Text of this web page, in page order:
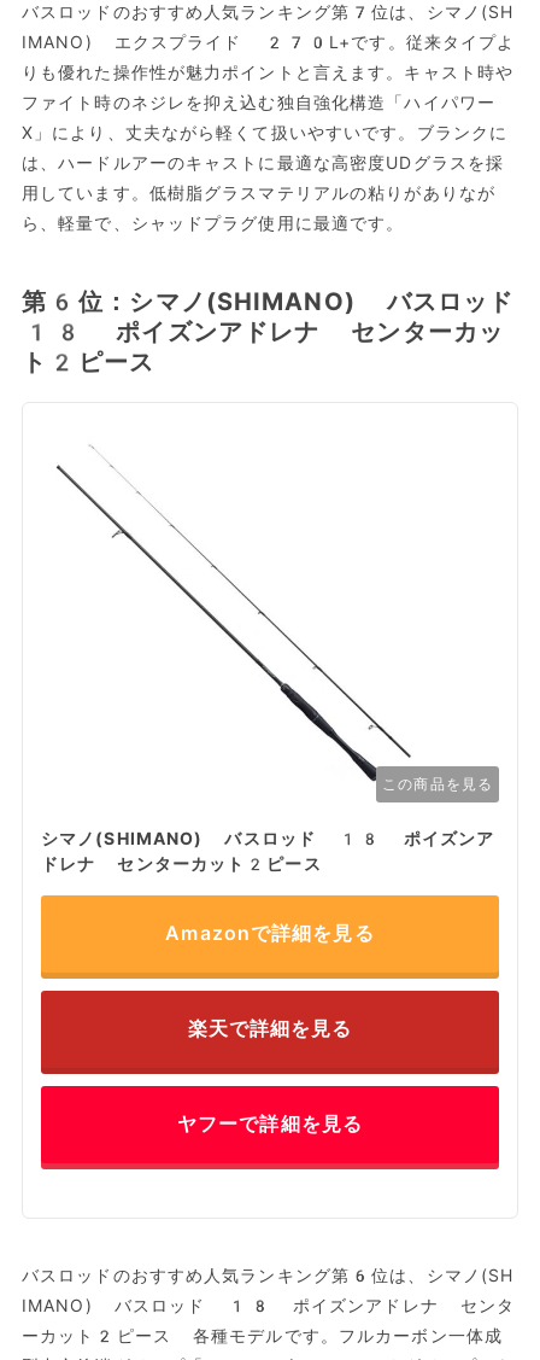
バスロッドのおすすめ人気ランキング第7位は、シマノ(SH
IMANO) エクスプライド 270L+です。従来タイプよ
りも優れた操作性が魅力ポイントと言えます。キャスト時や
ファイト時のネジレを抑え込む独自強化構造「ハイパワー
X」により、丈夫ながら軽くて扱いやすいです。ブランクに
は、ハードルアーのキャストに最適な高密度UDグラスを採
用しています。低樹脂グラスマテリアルの粘りがありなが
ら、軽量で、シャッドプラグ使用に最適です。
第6位：シマノ(SHIMANO) バスロッド
18 ポイズンアドレナ センターカッ
ト2ピース
この商品を見る
シマノ(SHIMANO) バスロッド 18 ポイズンア
ドレナ センターカット2ピース
Amazonで詳細を見る
楽天で詳細を見る
ヤフーで詳細を見る
バスロッドのおすすめ人気ランキング第6位は、シマノ(SH
IMANO) バスロッド 18 ポイズンアドレナ センタ
ーカット2ピース 各種モデルです。フルカーボン一体成